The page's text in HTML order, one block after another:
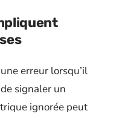
erreur lorsqu’il
signaler un
ignorée peut